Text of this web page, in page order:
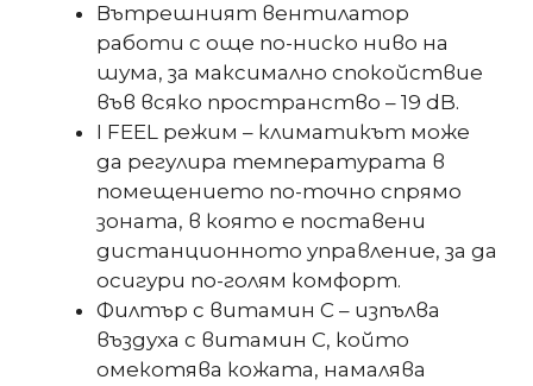
Вътрешният вентилатор
работи с още по-ниско ниво на
шума, за максимално спокойствие
във всяко пространство – 19 dB.
I FEEL режим – климатикът може
да регулира температурата в
помещението по-точно спрямо
зоната, в която е поставени
дистанционното управление, за да
осигури по-голям комфорт.
Филтър с витамин С – изпълва
въздуха с витамин С, който
омекотява кожата, намалява